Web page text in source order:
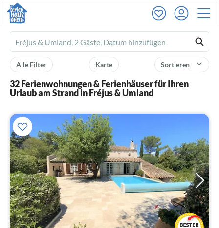
Ferienhausmiete
logo
Sortieren
Karte
Alle Filter
32 Ferienwohnungen & Ferienhäuser für Ihren
Urlaub am Strand in Fréjus & Umland